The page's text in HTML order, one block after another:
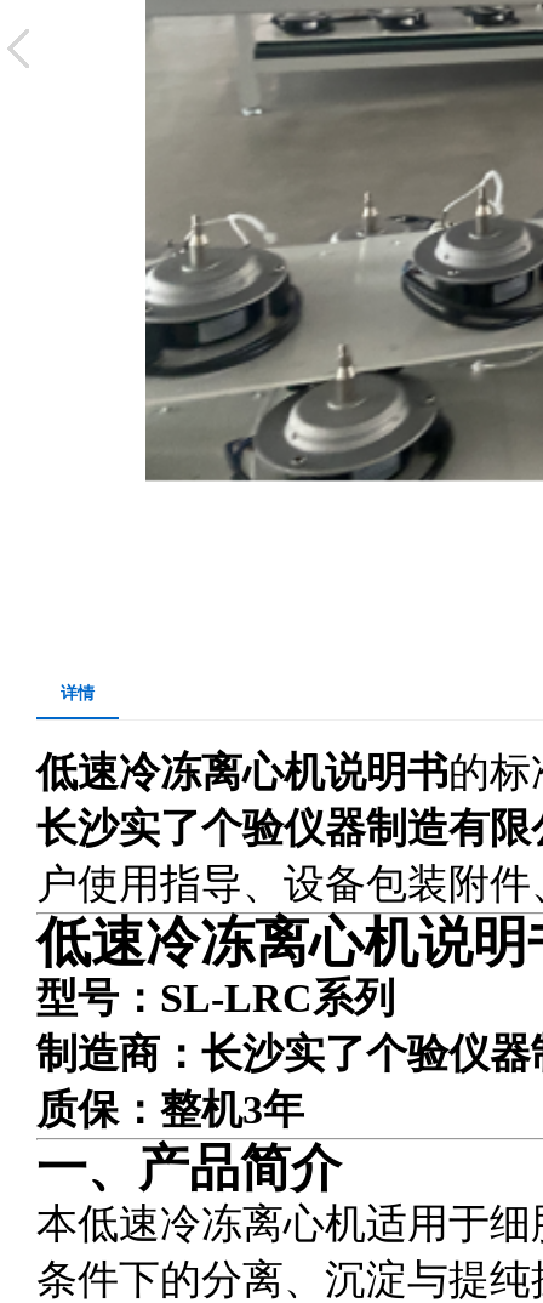
详情
低速冷冻离心机说明书的标
长沙实了个验仪器制造有限
户使用指导、设备包装附
低速冷冻离心机说明
型号：SL-LRC系列
制造商：长沙实了个验仪
质保：整机3年
一、产品简介
本低速冷冻离心机适用于
条件下的分离、沉淀与提